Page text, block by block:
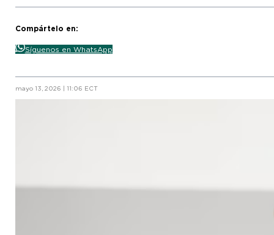
Compártelo en:
Síguenos en WhatsApp
mayo 13, 2026 | 11:06 ECT